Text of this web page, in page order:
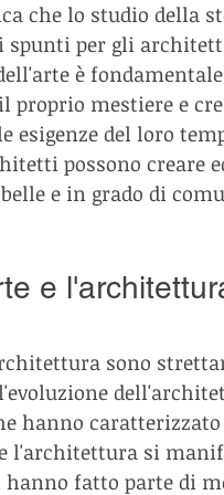
che lo studio della
spunti per gli
è
proprio mestiere e
esigenze del loro
possono creare
e in grado di
e
sono
hanno caratterizzato
l'architettura si
fatto parte di